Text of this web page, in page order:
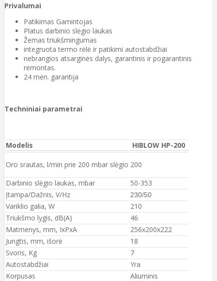
Privalumai
Patikimas Gamintojas
Platus darbinio slėgio laukas
Žemas triukšmingumas
integruota termo rėlė ir patikimi autostabdžiai
nebrangios atsarginės dalys, garantinis ir pogarantinis
remontas.
24 mėn. garantija
Techniniai parametrai
Modelis HIBLOW HP-200
Oro srautas, l/min prie 200 mbar slėgio 200
Darbinio slėgio laukas, mbar
50-353
Įtampa/Dažnis, V/Hz
230/50
Variklio galia, W
210
Triukšmo lygis, dB(A)
46
Matmenys, mm, IxPxA
256x200x222
Jungtis, mm, išorė
18
Svoris, Kg
7
Autostabdžiai
Yra
Korpusas
Aliuminis